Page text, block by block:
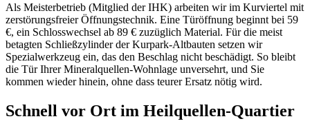
Als Meisterbetrieb (Mitglied der IHK) arbeiten wir im Kurviertel mit
zerstörungsfreier Öffnungstechnik. Eine Türöffnung beginnt bei 59
€, ein Schlosswechsel ab 89 € zuzüglich Material. Für die meist
betagten Schließzylinder der Kurpark-Altbauten setzen wir
Spezialwerkzeug ein, das den Beschlag nicht beschädigt. So bleibt
die Tür Ihrer Mineralquellen-Wohnlage unversehrt, und Sie
kommen wieder hinein, ohne dass teurer Ersatz nötig wird.
Schnell vor Ort im Heilquellen-Quartier